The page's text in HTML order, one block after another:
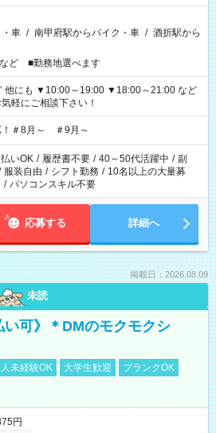
車 / 南甲府駅からバイク・車 / 酒折駅から
ど ■勤務地選べます
軽にご相談下さい！
！＃8月～ ＃9月～
払いOK / 履歴書不要 / 40～50代活躍中 / 副
服装自由 / シフト勤務 / 10名以上の大量募
/ パソコンスキル不要
応募する 詳細へ
掲載日：2026.08.09
未読
い可》＊DMのモクモクシ
未経験OK 大学生歓迎
ブランクOK
円